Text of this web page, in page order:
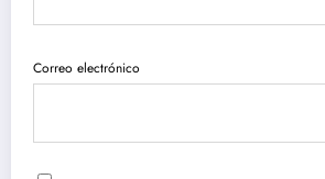
Correo electrónico